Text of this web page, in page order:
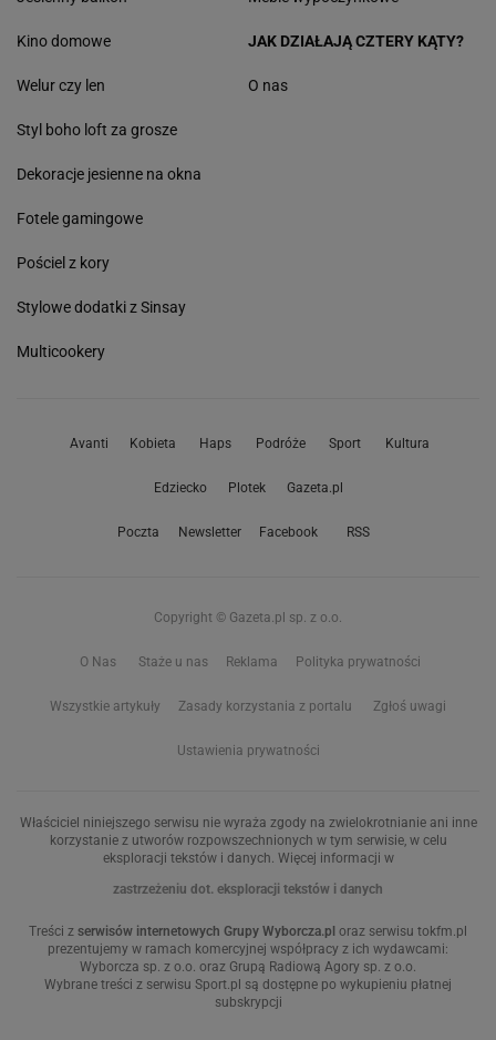
Kino domowe
Welur czy len
Styl boho loft za grosze
Dekoracje jesienne na okna
Fotele gamingowe
Pościel z kory
Stylowe dodatki z Sinsay
Multicookery
JAK DZIAŁAJĄ CZTERY KĄTY?
O nas
Avanti Kobieta Haps Podróże Sport Kultura
Edziecko Plotek Gazeta.pl
Poczta Newsletter Facebook RSS
Copyright © Gazeta.pl sp. z o.o.
O Nas Staże u nas Reklama Polityka prywatności
Wszystkie artykuły Zasady korzystania z portalu Zgłoś uwagi
Ustawienia prywatności
Właściciel niniejszego serwisu nie wyraża zgody na zwielokrotnianie ani inne
korzystanie z utworów rozpowszechnionych w tym serwisie, w celu
eksploracji tekstów i danych. Więcej informacji w
zastrzeżeniu dot. eksploracji tekstów i danych
Treści z serwisów internetowych Grupy Wyborcza.pl oraz serwisu tokfm.pl
prezentujemy w ramach komercyjnej współpracy z ich wydawcami:
Wyborcza sp. z o.o. oraz Grupą Radiową Agory sp. z o.o.
Wybrane treści z serwisu Sport.pl są dostępne po wykupieniu płatnej
subskrypcji